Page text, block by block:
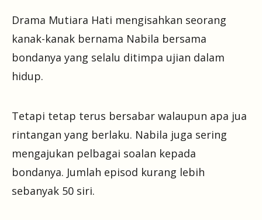
Drama Mutiara Hati mengisahkan seorang
kanak-kanak bernama Nabila bersama
bondanya yang selalu ditimpa ujian dalam
hidup.
Tetapi tetap terus bersabar walaupun apa jua
rintangan yang berlaku. Nabila juga sering
mengajukan pelbagai soalan kepada
bondanya. Jumlah episod kurang lebih
sebanyak 50 siri.